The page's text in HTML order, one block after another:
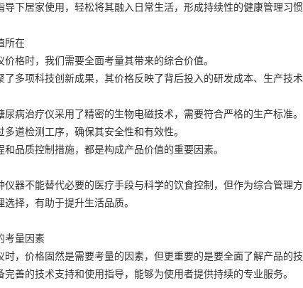
导下居家使用，轻松将其融入日常生活，形成持续性的健康管理习惯
所在
格时，我们需要全面考量其带来的综合价值。
了多项科技创新成果，其价格反映了背后投入的研发成本、生产技术
尿病治疗仪采用了精密的生物电磁技术，需要符合严格的生产标准。
道检测工序，确保其安全性和有效性。
品质控制措施，都是构成产品价值的重要因素。
仪器不能替代必要的医疗手段与科学的饮食控制，但作为综合管理
择，有助于提升生活品质。
考量因素
时，价格固然是需要考量的因素，但更重要的是要全面了解产品的
完善的技术支持和使用指导，能够为使用者提供持续的专业服务。